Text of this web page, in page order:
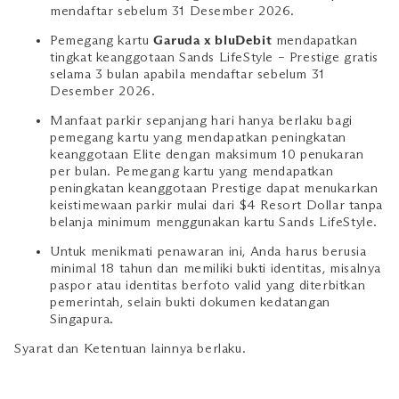
mendaftar sebelum 31 Desember 2026.
Pemegang kartu Garuda x bluDebit mendapatkan
tingkat keanggotaan Sands LifeStyle – Prestige gratis
selama 3 bulan apabila mendaftar sebelum 31
Desember 2026.
Manfaat parkir sepanjang hari hanya berlaku bagi
pemegang kartu yang mendapatkan peningkatan
keanggotaan Elite dengan maksimum 10 penukaran
per bulan. Pemegang kartu yang mendapatkan
peningkatan keanggotaan Prestige dapat menukarkan
keistimewaan parkir mulai dari $4 Resort Dollar tanpa
belanja minimum menggunakan kartu Sands LifeStyle.
Untuk menikmati penawaran ini, Anda harus berusia
minimal 18 tahun dan memiliki bukti identitas, misalnya
paspor atau identitas berfoto valid yang diterbitkan
pemerintah, selain bukti dokumen kedatangan
Singapura.
Syarat dan Ketentuan lainnya berlaku.